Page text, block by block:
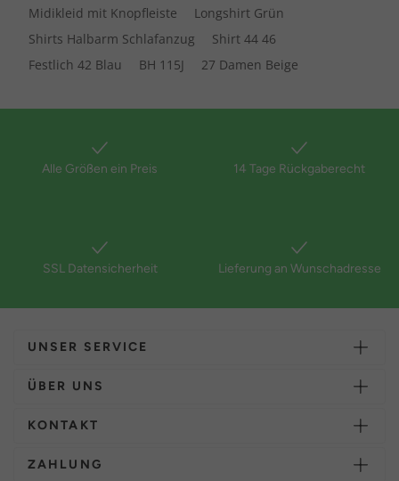
Midikleid mit Knopfleiste
Longshirt Grün
Shirts Halbarm Schlafanzug
Shirt 44 46
Festlich 42 Blau
BH 115J 27 Damen Beige
Alle Größen ein Preis 14 Tage Rückgaberecht
SSL Datensicherheit Lieferung an Wunschadresse
UNSER SERVICE
ÜBER UNS
KONTAKT
ZAHLUNG